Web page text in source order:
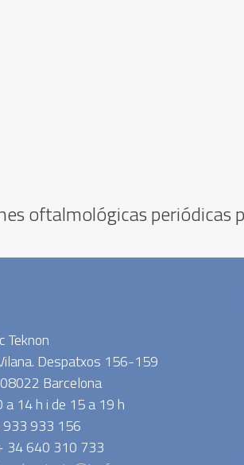
oftalmológicas
Teknon
Despatxos 156-159
Barcelona
a 14 h i de 15 a 19 h
933 933 156
34 640 310 733